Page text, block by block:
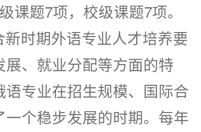
课题7项，校级课题7项。
时期外语专业人才培养要
、就业分配等方面的特
专业在招生规模、国际合
个稳步发展的时期。每年